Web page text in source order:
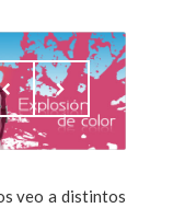
veo a distintos